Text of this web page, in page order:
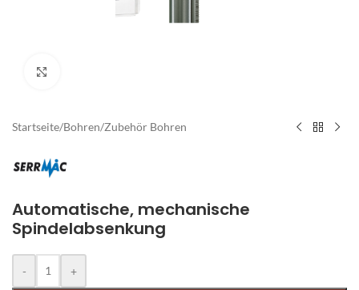
Startseite/Bohren/Zubehör Bohren
Automatische, mechanische
Spindelabsenkung
- +